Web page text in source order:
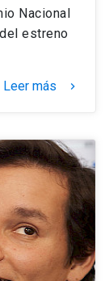
Nacional
estreno
Leer más keyboard_arrow_right